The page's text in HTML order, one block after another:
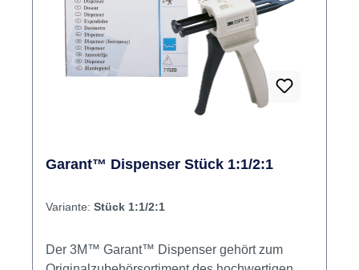
Garant™ Dispenser Stück 1:1/2:1
Variante: Stück 1:1/2:1
Der 3M™ Garant™ Dispenser gehört zum